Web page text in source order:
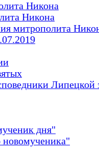
Никона
Никона
митрополита
Липецкой
дня"